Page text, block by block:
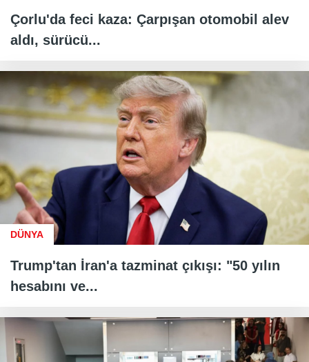
Çorlu'da feci kaza: Çarpışan otomobil alev
aldı, sürücü...
DÜNYA
Trump'tan İran'a tazminat çıkışı: "50 yılın
hesabını ve...